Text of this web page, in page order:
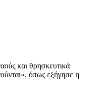
και θρησκευτικά
όπως εξήγησε η